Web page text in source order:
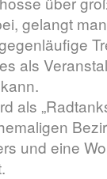
gelangt
als
als
und eine